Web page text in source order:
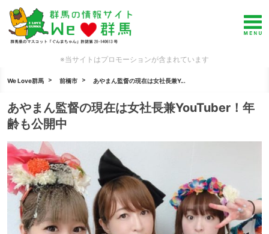
※当サイトはプロモーションが含まれています
We Love群馬 前橋市 あやまん監督の現在は女社長兼Y...
あやまん監督の現在は女社長兼YouTuber！年
齢も公開中